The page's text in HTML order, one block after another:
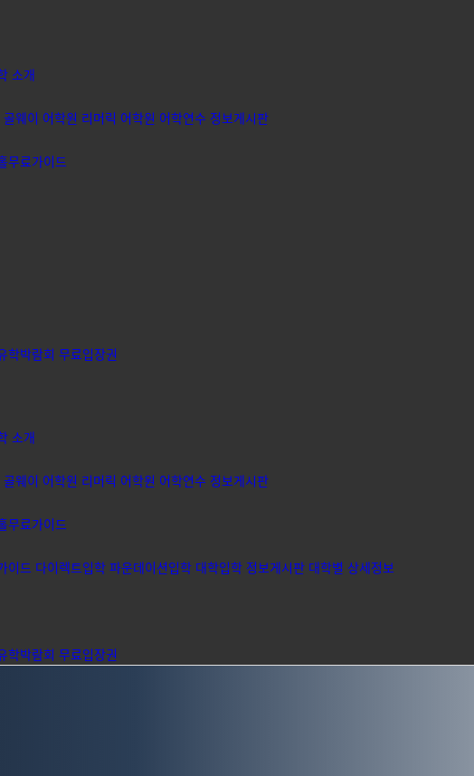
소개
골웨이 어학원 리머릭 어학원 어학연수 정보게시판
무료가이드
학박람회 무료입장권
소개
골웨이 어학원 리머릭 어학원 어학연수 정보게시판
무료가이드
이드 다이렉트입학 파운데이션입학 대학입학 정보게시판 대학별 상세정보
학박람회 무료입장권